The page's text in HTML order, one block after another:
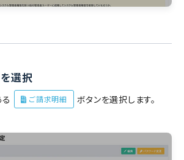
を選択
ご請求明細 ボタンを選択します。